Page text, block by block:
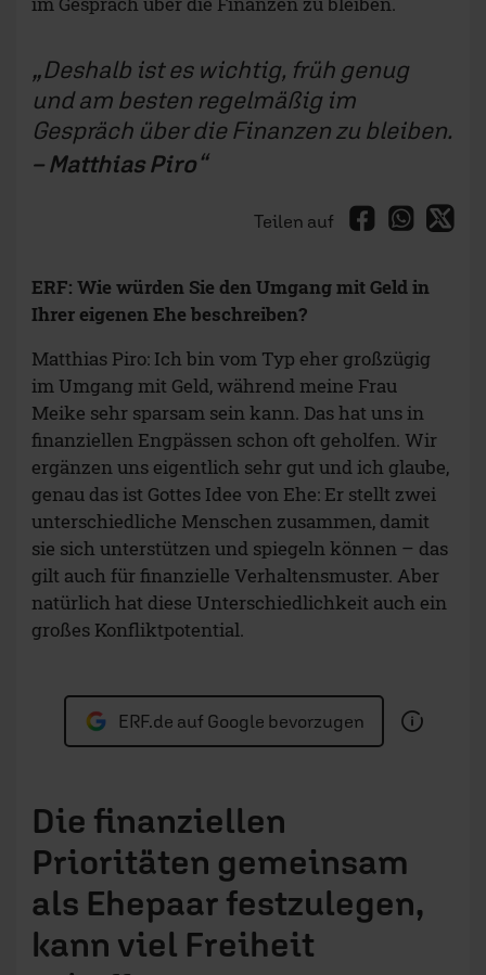
Deshalb ist es wichtig, früh genug
und am besten regelmäßig im
Gespräch über die Finanzen zu bleiben.
– Matthias Piro
Teilen auf
ERF: Wie würden Sie den Umgang mit Geld in
Ihrer eigenen Ehe beschreiben?
Matthias Piro: Ich bin vom Typ eher großzügig
im Umgang mit Geld, während meine Frau
Meike sehr sparsam sein kann. Das hat uns in
finanziellen Engpässen schon oft geholfen. Wir
ergänzen uns eigentlich sehr gut und ich glaube,
genau das ist Gottes Idee von Ehe: Er stellt zwei
unterschiedliche Menschen zusammen, damit
sie sich unterstützen und spiegeln können – das
gilt auch für finanzielle Verhaltensmuster. Aber
natürlich hat diese Unterschiedlichkeit auch ein
großes Konfliktpotential.
ERF.de auf Google bevorzugen
Die finanziellen
Prioritäten gemeinsam
als Ehepaar festzulegen,
kann viel Freiheit